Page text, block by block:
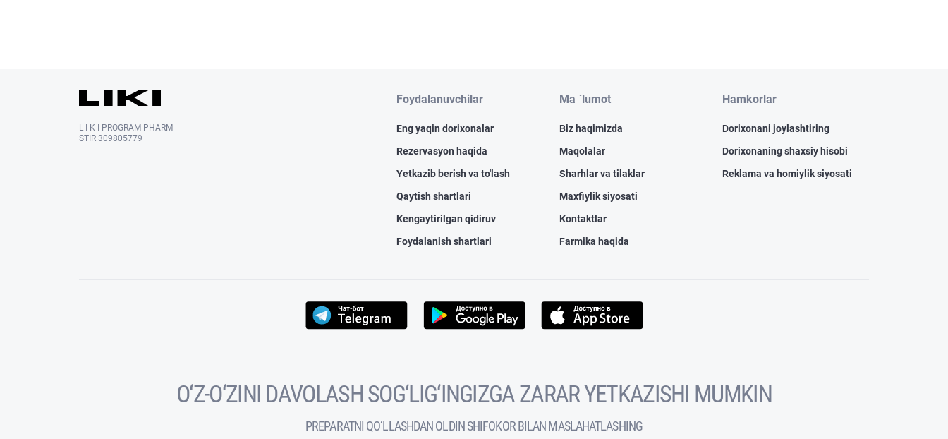
L-I-K-I PROGRAM PHARM
STIR 309805779
Foydalanuvchilar
Eng yaqin dorixonalar
Rezervasyon haqida
Yetkazib berish va to'lash
Qaytish shartlari
Kengaytirilgan qidiruv
Foydalanish shartlari
Ma `lumot
Biz haqimizda
Maqolalar
Sharhlar va tilaklar
Maxfiylik siyosati
Kontaktlar
Farmika haqida
Hamkorlar
Dorixonani joylashtiring
Dorixonaning shaxsiy hisobi
Reklama va homiylik siyosati
O‘Z-O‘ZINI DAVOLASH SOG‘LIG‘INGIZGA ZARAR YETKAZISHI MUMKIN
PREPARATNI QO‘LLASHDAN OLDIN SHIFOKOR BILAN MASLAHATLASHING